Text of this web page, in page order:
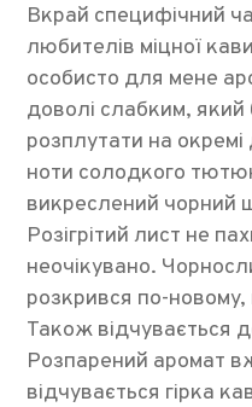
Вкрай специфічний
любителів міцної
особисто для мене
доволі слабким,
розплутати на
ноти солодкого
викреслений чорний
Розігрітий лист не
неочікувано.
розкрився по-
Також відчувається
Розпарений аромат
відчувається гірка